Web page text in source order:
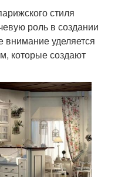
стиля
роль в создании
внимание уделяется
которые создают